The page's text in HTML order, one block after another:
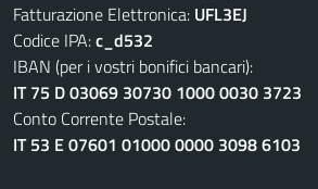
Fatturazione Elettronica: UFL3EJ
Codice IPA:c_d532
IBAN (per i vostri bonifici bancari):
IT 75 D 03069 30730 1000 0030 3723
Conto Corrente Postale:
IT 53 E 07601 01000 0000 3098 6103